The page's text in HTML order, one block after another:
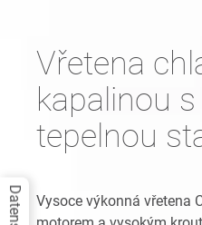
Vřetena
kapalinou
tepelnou
Vysoce výkonná vřetena